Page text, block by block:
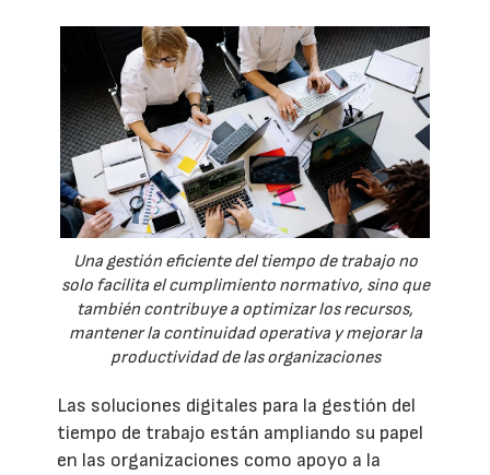
Una gestión eficiente del tiempo de trabajo no
solo facilita el cumplimiento normativo, sino que
también contribuye a optimizar los recursos,
mantener la continuidad operativa y mejorar la
productividad de las organizaciones
Las soluciones digitales para la gestión del
tiempo de trabajo están ampliando su papel
en las organizaciones como apoyo a la